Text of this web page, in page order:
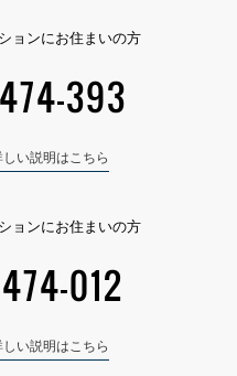
ョンにお住まいの方
393
い説明はこちら
ョンにお住まいの方
012
い説明はこちら